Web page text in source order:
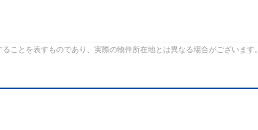
ことを表すものであり、実際の物件所在地とは異なる場合がございます。